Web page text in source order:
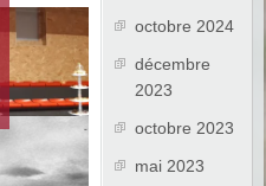
octobre 2024
décembre
2023
octobre 2023
mai 2023